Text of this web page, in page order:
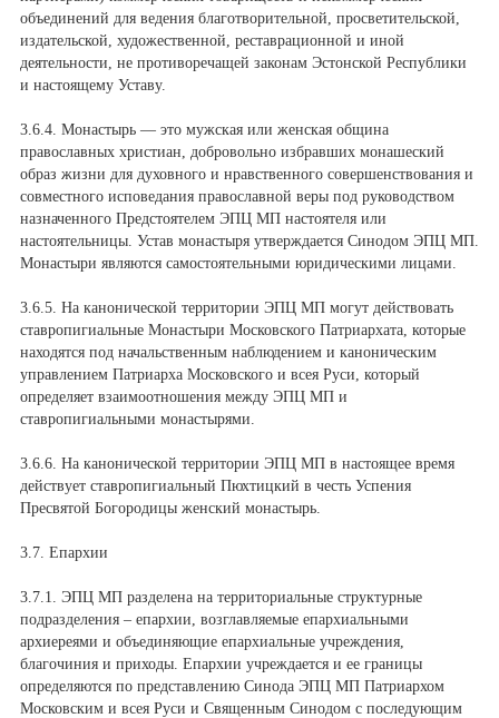
объединений для ведения благотворительной, просветительской,
издательской, художественной, реставрационной и иной
деятельности, не противоречащей законам Эстонской Республики
и настоящему Уставу.
3.6.4. Монастырь — это мужская или женская община
православных христиан, добровольно избравших монашеский
образ жизни для духовного и нравственного совершенствования и
совместного исповедания православной веры под руководством
назначенного Предстоятелем ЭПЦ МП настоятеля или
настоятельницы. Устав монастыря утверждается Синодом ЭПЦ МП.
Монастыри являются самостоятельными юридическими лицами.
3.6.5. На канонической территории ЭПЦ МП могут действовать
ставропигиальные Монастыри Московского Патриархата, которые
находятся под начальственным наблюдением и каноническим
управлением Патриарха Московского и всея Руси, который
определяет взаимоотношения между ЭПЦ МП и
ставропигиальными монастырями.
3.6.6. На канонической территории ЭПЦ МП в настоящее время
действует ставропигиальный Пюхтицкий в честь Успения
Пресвятой Богородицы женский монастырь.
3.7. Епархии
3.7.1. ЭПЦ МП разделена на территориальные структурные
подразделения – епархии, возглавляемые епархиальными
архиереями и объединяющие епархиальные учреждения,
благочиния и приходы. Епархии учреждается и ее границы
определяются по представлению Синода ЭПЦ МП Патриархом
Московским и всея Руси и Священным Синодом с последующим